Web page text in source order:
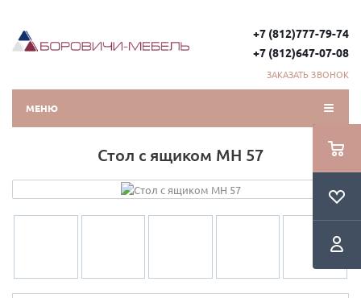
+7 (812)777-79-74
+7 (812)647-07-08
ЗАКАЗАТЬ ЗВОНОК
МЕНЮ
Стол с ящиком МН 57